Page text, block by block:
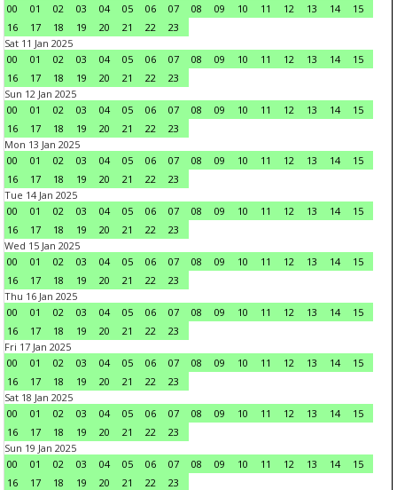
00
01 02 03 04 05 06 07 08 09 10 11 12 13 14
15
16
17 18 19 20 21 22
23
Sat 11 Jan 2025
00
01 02 03 04 05 06 07 08 09 10 11 12 13 14
15
16
17 18 19 20 21 22
23
Sun 12 Jan 2025
00
01 02 03 04 05 06 07 08 09 10 11 12 13 14
15
16
17 18 19 20 21 22
23
Mon 13 Jan 2025
00
01 02 03 04 05 06 07 08 09 10 11 12 13 14
15
16
17 18 19 20 21 22
23
Tue 14 Jan 2025
00
01 02 03 04 05 06 07 08 09 10 11 12 13 14
15
16
17 18 19 20 21 22
23
Wed 15 Jan 2025
00
01 02 03 04 05 06 07 08 09 10 11 12 13 14
15
16
17 18 19 20 21 22
23
Thu 16 Jan 2025
00
01 02 03 04 05 06 07 08 09 10 11 12 13 14
15
16
17 18 19 20 21 22
23
Fri 17 Jan 2025
00
01 02 03 04 05 06 07 08 09 10 11 12 13 14
15
16
17 18 19 20 21 22
23
Sat 18 Jan 2025
00
01 02 03 04 05 06 07 08 09 10 11 12 13 14
15
16
17 18 19 20 21 22
23
Sun 19 Jan 2025
00
01 02 03 04 05 06 07 08 09 10 11 12 13 14
15
16
17 18 19 20 21 22
23